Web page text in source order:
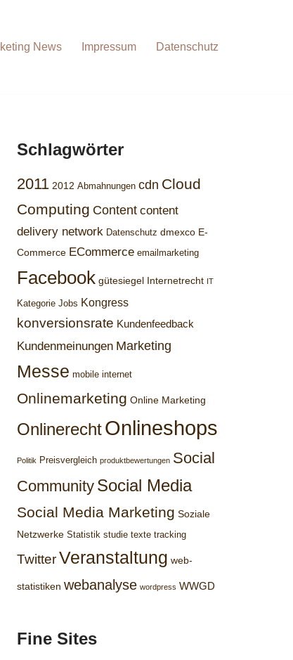
News Impressum Datenschutz
Schlagwörter
2011 2012 Abmahnungen cdn Cloud
Computing Content content
delivery network Datenschutz dmexco E-
Commerce ECommerce emailmarketing
Facebook gütesiegel Internetrecht IT
Kategorie Jobs Kongress
konversionsrate Kundenfeedback
Kundenmeinungen Marketing
Messe mobile internet
Onlinemarketing Online Marketing
OnlinerechtOnlineshops
Politik Preisvergleich produktbewertungen Social
Community Social Media
Social Media Marketing Soziale
Netzwerke Statistik studie texte tracking
TwitterVeranstaltung web-
statistiken webanalyse wordpress WWGD
Fine Sites